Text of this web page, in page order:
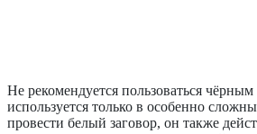
Не рекомендуется пользоваться
используется только в особенно
провести белый заговор, он также